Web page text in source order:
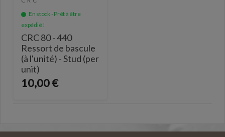
En stock - Prêt à être
expédié !
CRC 80 - 440
Ressort de bascule
(à l'unité) - Stud (per
unit)
10,00 €